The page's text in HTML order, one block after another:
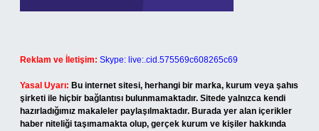
Reklam ve İletişim: Skype: live:.cid.575569c608265c69
Yasal Uyarı: Bu internet sitesi, herhangi bir marka, kurum veya şahıs
şirketi ile hiçbir bağlantısı bulunmamaktadır. Sitede yalnızca kendi
hazırladığımız makaleler paylaşılmaktadır. Burada yer alan içerikler
haber niteliği taşımamakta olup, gerçek kurum ve kişiler hakkında